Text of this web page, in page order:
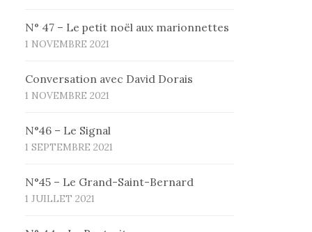
N° 47 – Le petit noël aux marionnettes
1 NOVEMBRE 2021
Conversation avec David Dorais
1 NOVEMBRE 2021
N°46 – Le Signal
1 SEPTEMBRE 2021
N°45 – Le Grand-Saint-Bernard
1 JUILLET 2021